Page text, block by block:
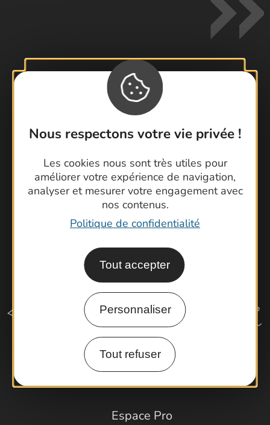
Nous respectons votre vie privée !
Les cookies nous sont très utiles pour
améliorer votre expérience de navigation,
analyser et mesurer votre engagement avec
nos contenus.
Politique de confidentialité
Tout accepter
Personnaliser
Tout refuser
Contactez-nous !
Foire aux questions
Brochures
Latitude Gard
Comment venir ?
Espace Pro